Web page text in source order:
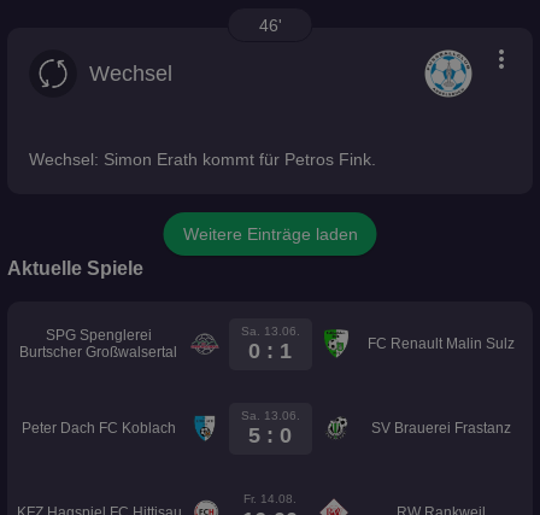
46'
Wechsel more_vert
Wechsel: Simon Erath kommt für Petros Fink.
Weitere Einträge laden
Aktuelle Spiele
SPG Spenglerei
Burtscher Großwalsertal
Sa. 13.06.
0 : 1 FC Renault Malin Sulz
Peter Dach FC Koblach
Sa. 13.06.
5 : 0 SV Brauerei Frastanz
Fr. 14.08.